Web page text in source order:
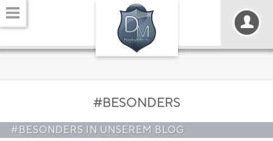
#BESONDERS
#BESONDERS IN UNSEREM BLOG